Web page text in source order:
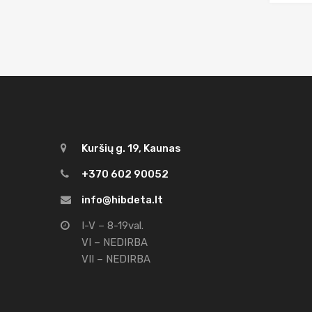
Kuršių g. 19, Kaunas
+370 602 90052
info@hibdeta.lt
I-V – 8-19val.
VI – NEDIRBA
VII – NEDIRBA